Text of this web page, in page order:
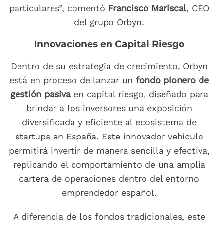
particulares”, comentó Francisco Mariscal, CEO
del grupo Orbyn.
Innovaciones en Capital Riesgo
Dentro de su estrategia de crecimiento, Orbyn
está en proceso de lanzar un fondo pionero de
gestión pasivaen capital riesgo, diseñado para
brindar a los inversores una exposición
diversificada y eficiente al ecosistema de
startups en España. Este innovador vehículo
permitirá invertir de manera sencilla y efectiva,
replicando el comportamiento de una amplia
cartera de operaciones dentro del entorno
emprendedor español.
A diferencia de los fondos tradicionales, este